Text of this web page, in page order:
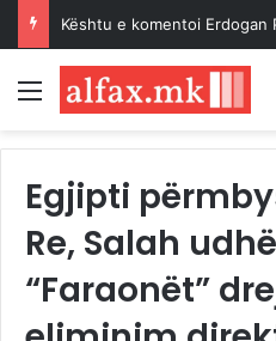
Kështu e komentoi Erdogan
Menu
Egjipti
Re, Salah
“Faraonët”